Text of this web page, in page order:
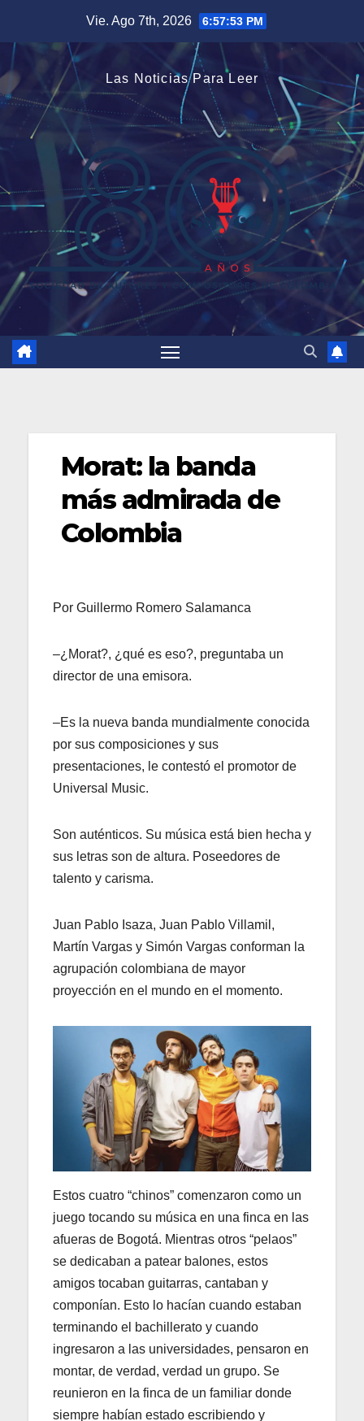
contenido
Vie. Ago 7th, 2026 6:57:54 PM
Las Noticias Para Leer
Morat: la banda
más admirada de
Colombia
Por Guillermo Romero Salamanca
–¿Morat?, ¿qué es eso?, preguntaba un
director de una emisora.
–Es la nueva banda mundialmente conocida
por sus composiciones y sus
presentaciones, le contestó el promotor de
Universal Music.
Son auténticos. Su música está bien hecha y
sus letras son de altura. Poseedores de
talento y carisma.
Juan Pablo Isaza, Juan Pablo Villamil,
Martín Vargas y Simón Vargas conforman la
agrupación colombiana de mayor
proyección en el mundo en el momento.
Estos cuatro “chinos” comenzaron como un
juego tocando su música en una finca en las
afueras de Bogotá. Mientras otros “pelaos”
se dedicaban a patear balones, estos
amigos tocaban guitarras, cantaban y
componían. Esto lo hacían cuando estaban
terminando el bachillerato y cuando
ingresaron a las universidades, pensaron en
montar, de verdad, verdad un grupo. Se
reunieron en la finca de un familiar donde
siempre habían estado escribiendo y